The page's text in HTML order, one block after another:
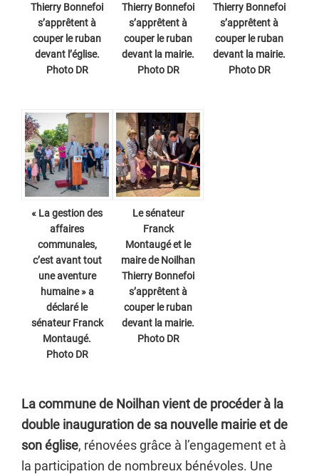
Thierry Bonnefoi
s’apprêtent à
couper le ruban
devant l’église.
Photo DR
Thierry Bonnefoi
s’apprêtent à
couper le ruban
devant la mairie.
Photo DR
Thierry Bonnefoi
s’apprêtent à
couper le ruban
devant la mairie.
Photo DR
« La gestion des
affaires
communales,
c’est avant tout
une aventure
humaine » a
déclaré le
sénateur Franck
Montaugé.
Photo DR
Le sénateur
Franck
Montaugé et le
maire de Noilhan
Thierry Bonnefoi
s’apprêtent à
couper le ruban
devant la mairie.
Photo DR
La commune de Noilhan vient de procéder à la
double inauguration de sa nouvelle mairie et de
son église, rénovées grâce à l’engagement et à
la participation de nombreux bénévoles. Une